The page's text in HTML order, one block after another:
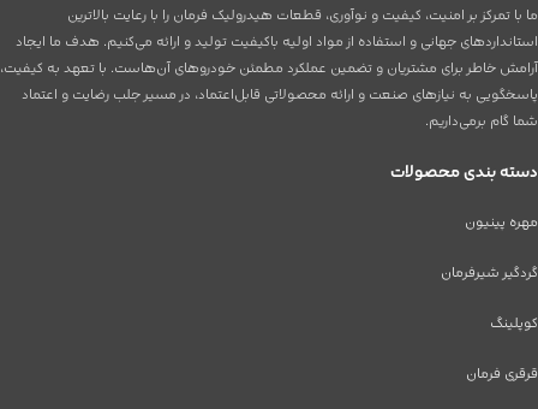
ما با تمرکز بر امنیت، کیفیت و نوآوری، قطعات هیدرولیک فرمان را با رعایت بالاترین
استانداردهای جهانی و استفاده از مواد اولیه باکیفیت تولید و ارائه می‌کنیم. هدف ما ایجاد
آرامش خاطر برای مشتریان و تضمین عملکرد مطمئن خودروهای آن‌هاست. با تعهد به کیفیت،
پاسخگویی به نیازهای صنعت و ارائه محصولاتی قابل‌اعتماد، در مسیر جلب رضایت و اعتماد
شما گام برمی‌داریم.
دسته بندی محصولات
مهره پینیون
گردگیر شیرفرمان
کوپلینگ
قرقری فرمان